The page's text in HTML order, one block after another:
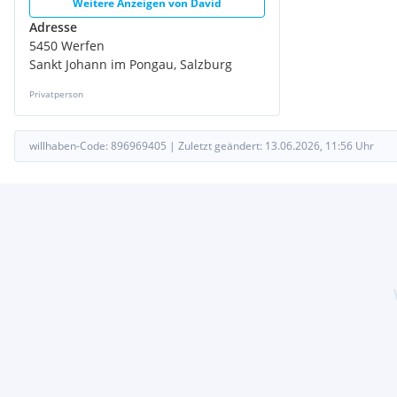
Weitere Anzeigen von David
Adresse
5450 Werfen
Sankt Johann im Pongau, Salzburg
Privatperson
willhaben-Code: 896969405 | Zuletzt geändert: 13.06.2026, 11:56 Uhr